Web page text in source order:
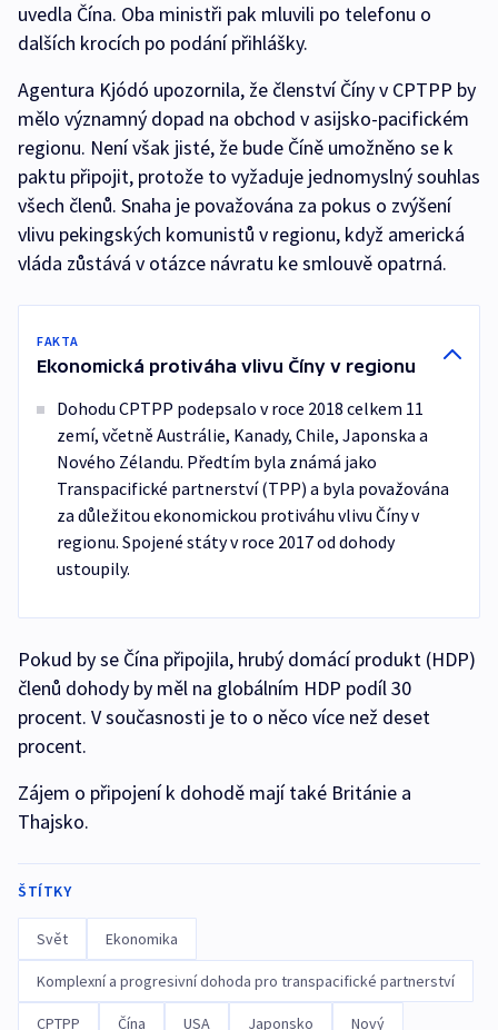
uvedla Čína. Oba ministři pak mluvili po telefonu o
dalších krocích po podání přihlášky.
Agentura Kjódó upozornila, že členství Číny v CPTPP by
mělo významný dopad na obchod v asijsko-pacifickém
regionu. Není však jisté, že bude Číně umožněno se k
paktu připojit, protože to vyžaduje jednomyslný souhlas
všech členů. Snaha je považována za pokus o zvýšení
vlivu pekingských komunistů v regionu, když americká
vláda zůstává v otázce návratu ke smlouvě opatrná.
FAKTA
Ekonomická protiváha vlivu Číny v regionu
Dohodu CPTPP podepsalo v roce 2018 celkem 11
zemí, včetně Austrálie, Kanady, Chile, Japonska a
Nového Zélandu. Předtím byla známá jako
Transpacifické partnerství (TPP) a byla považována
za důležitou ekonomickou protiváhu vlivu Číny v
regionu. Spojené státy v roce 2017 od dohody
ustoupily.
Pokud by se Čína připojila, hrubý domácí produkt (HDP)
členů dohody by měl na globálním HDP podíl 30
procent. V současnosti je to o něco více než deset
procent.
Zájem o připojení k dohodě mají také Británie a
Thajsko.
ŠTÍTKY
Svět Ekonomika
Komplexní a progresivní dohoda pro transpacifické partnerství
CPTPP Čína USA Japonsko Nový